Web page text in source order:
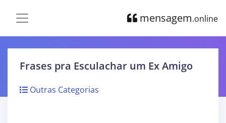
mensagem.online
Frases pra Esculachar um Ex Amigo
Outras Categorias